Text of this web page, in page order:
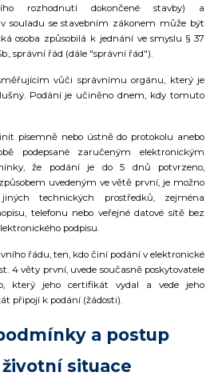
rozhodnutí dokončené stavby) a
souladu se stavebním zákonem může být
osoba způsobilá k jednání ve smyslu § 37
správní řád (dále "správní řád").
vůči správnímu orgánu, který je
Podání je učiněno dnem, kdy tomuto
písemně nebo ústně do protokolu anebo
podepsané zaručeným elektronickým
že podání je do 5 dnů potvrzeno,
uvedeným ve větě první, je možno
technických prostředků, zejména
telefonu nebo veřejné datové sítě bez
podpisu.
řádu, ten, kdo činí podání v elektronické
4 věty první, uvede současně poskytovatele
který jeho certifikát vydal a vede jeho
připojí k podání (žádosti).
a postup
situace